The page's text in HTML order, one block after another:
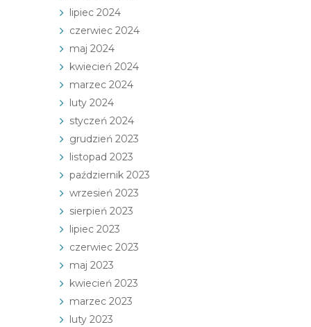
lipiec 2024
czerwiec 2024
maj 2024
kwiecień 2024
marzec 2024
luty 2024
styczeń 2024
grudzień 2023
listopad 2023
październik 2023
wrzesień 2023
sierpień 2023
lipiec 2023
czerwiec 2023
maj 2023
kwiecień 2023
marzec 2023
luty 2023